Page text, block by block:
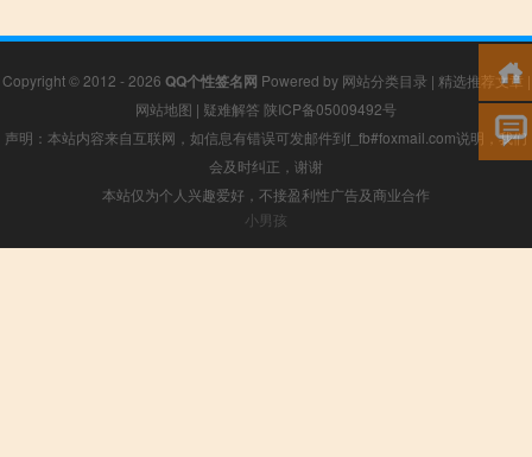
Copyright © 2012 - 2026 QQ个性签名网 Powered by 网站分类目录 | 精选推荐文章 |
网站地图 | 疑难解答 陕ICP备05009492号
声明：本站内容来自互联网，如信息有错误可发邮件到f_fb#foxmail.com说明，我们
会及时纠正，谢谢
本站仅为个人兴趣爱好，不接盈利性广告及商业合作
小男孩